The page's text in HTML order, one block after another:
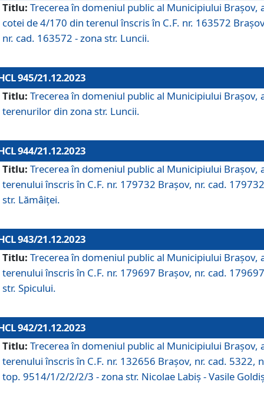
Titlu: Trecerea în domeniul public al Municipiului Braşov,
cotei de 4/170 din terenul înscris în C.F. nr. 163572
nr. cad. 163572 - zona str. Luncii.
945/21.12.2023
Titlu: Trecerea în domeniul public al Municipiului Braşov,
terenurilor din zona str. Luncii.
944/21.12.2023
Titlu: Trecerea în domeniul public al Municipiului Braşov,
terenului înscris în C.F. nr. 179732 Brașov, nr. cad.
str. Lămâiței.
943/21.12.2023
Titlu: Trecerea în domeniul public al Municipiului Braşov,
terenului înscris în C.F. nr. 179697 Brașov, nr. cad.
str. Spicului.
942/21.12.2023
Titlu: Trecerea în domeniul public al Municipiului Braşov,
terenului înscris în C.F. nr. 132656 Brașov, nr. cad. 5322,
top. 9514/1/2/2/2/3 - zona str. Nicolae Labiș - Vasile